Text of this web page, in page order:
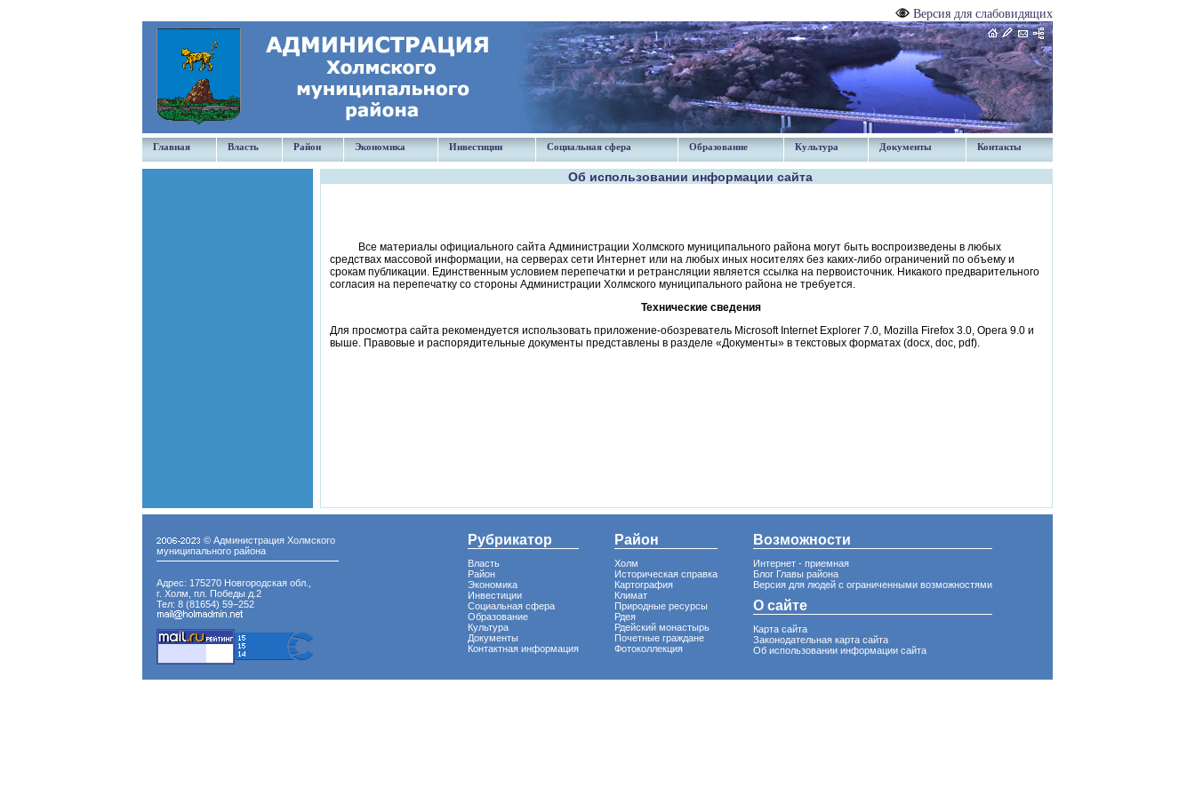
Версия для слабовидящих
Главная Власть Район Экономика Инвестиции Социальная сфера Образование Культура Документы Контакты
Об использовании информации сайта
Все материалы официального сайта Администрации Холмского муниципального района могут быть воспроизведены в любых
средствах массовой информации, на серверах сети Интернет или на любых иных носителях без каких-либо ограничений по объему и
срокам публикации. Единственным условием перепечатки и ретрансляции является ссылка на первоисточник. Никакого предварительного
согласия на перепечатку со стороны Администрации Холмского муниципального района не требуется.
Технические сведения
Для просмотра сайта рекомендуется использовать приложение-обозреватель Microsoft Internet Explorer 7.0, Mozilla Firefox 3.0, Opera 9.0 и
выше. Правовые и распорядительные документы представлены в разделе «Документы» в текстовых форматах (docx, doc, pdf).
© Администрация Холмского
муниципального района
Адрес: 175270 Новгородская обл.,
г. Холм, пл. Победы д.2
Тел: 8 (81654) 59−252
Рубрикатор
Власть
Район
Экономика
Инвестиции
Социальная сфера
Образование
Культура
Документы
Контактная информация
Район
Холм
Историческая справка
Картография
Климат
Природные ресурсы
Рдея
Рдейский монастырь
Почетные граждане
Фотоколлекция
Возможности
Интернет - приемная
Блог Главы района
Версия для людей с ограниченными возможностями
О сайте
Карта сайта
Законодательная карта сайта
Об использовании информации сайта